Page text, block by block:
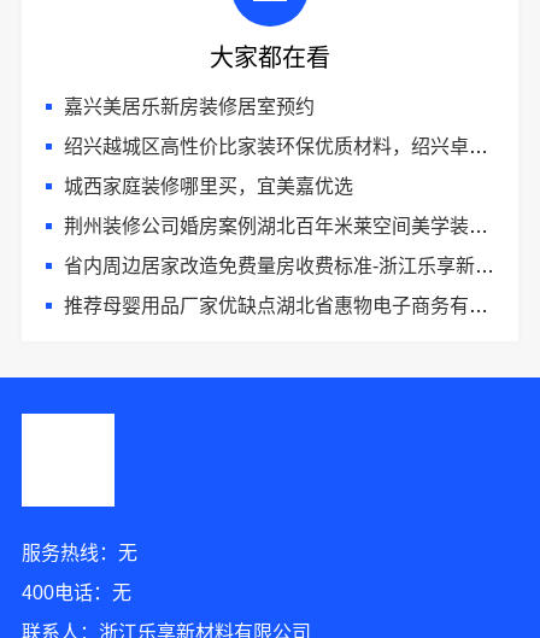
大家都在看
嘉兴美居乐新房装修居室预约
绍兴越城区高性价比家装环保优质材料，绍兴卓鑫装饰材料有限公司品质之选
城西家庭装修哪里买，宜美嘉优选
荆州装修公司婚房案例湖北百年米莱空间美学装饰材料有限公司
省内周边居家改造免费量房收费标准-浙江乐享新材料
推荐母婴用品厂家优缺点湖北省惠物电子商务有限公司
服务热线：无
400电话：无
联系人：浙江乐享新材料有限公司